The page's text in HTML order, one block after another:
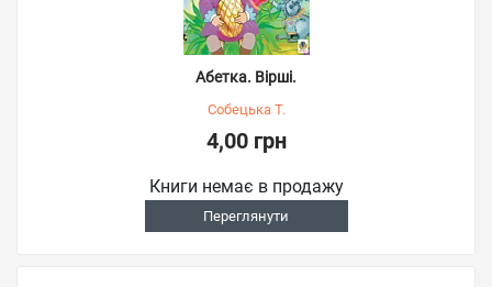
Абетка. Вірші.
Собецька Т.
4,00 грн
Книги немає в продажу
Переглянути